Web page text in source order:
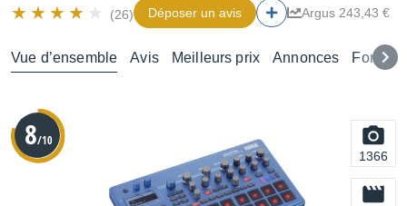
(26) Déposer un avis Argus 243,43 €
Vue d’ensemble Avis Meilleurs prix Annonces Forums
8/10
1366